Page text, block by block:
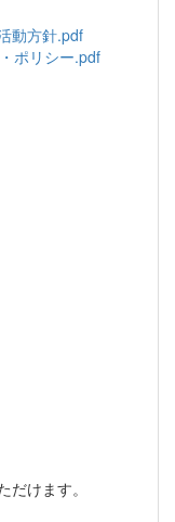
動方針.pdf
ポリシー.pdf
けます。